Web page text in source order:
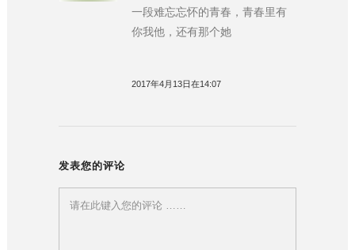
一段难忘忘怀的青春，青春里有
你我他，还有那个她
2017年4月13日在14:07
发表您的评论